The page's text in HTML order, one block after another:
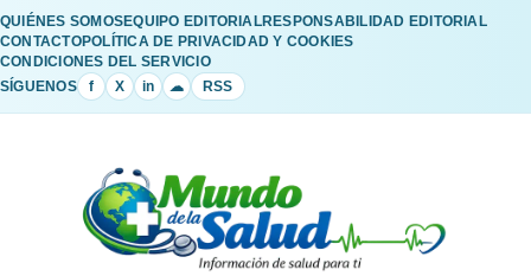
QUIÉNES SOMOSEQUIPO EDITORIALRESPONSABILIDAD EDITORIAL
CONTACTOPOLÍTICA DE PRIVACIDAD Y COOKIES
CONDICIONES DEL SERVICIO
SÍGUENOS
f X in ☁ RSS